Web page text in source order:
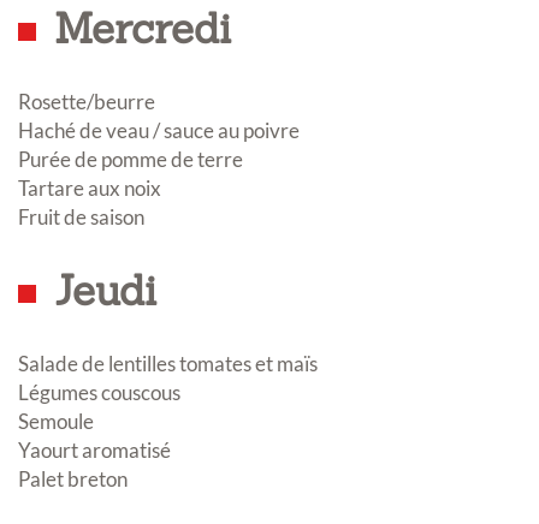
Mercredi
Rosette/beurre
Haché de veau / sauce au poivre
Purée de pomme de terre
Tartare aux noix
Fruit de saison
Jeudi
Salade de lentilles tomates et maïs
Légumes couscous
Semoule
Yaourt aromatisé
Palet breton